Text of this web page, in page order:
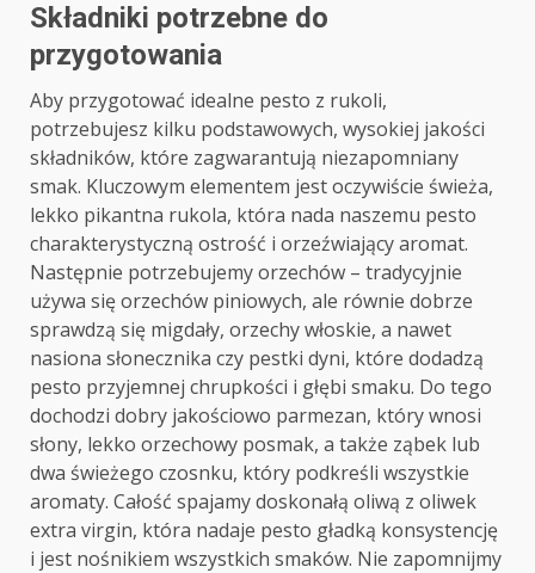
Składniki potrzebne do
przygotowania
Aby przygotować idealne pesto z rukoli,
potrzebujesz kilku podstawowych, wysokiej jakości
składników, które zagwarantują niezapomniany
smak. Kluczowym elementem jest oczywiście świeża,
lekko pikantna rukola, która nada naszemu pesto
charakterystyczną ostrość i orzeźwiający aromat.
Następnie potrzebujemy orzechów – tradycyjnie
używa się orzechów piniowych, ale równie dobrze
sprawdzą się migdały, orzechy włoskie, a nawet
nasiona słonecznika czy pestki dyni, które dodadzą
pesto przyjemnej chrupkości i głębi smaku. Do tego
dochodzi dobry jakościowo parmezan, który wnosi
słony, lekko orzechowy posmak, a także ząbek lub
dwa świeżego czosnku, który podkreśli wszystkie
aromaty. Całość spajamy doskonałą oliwą z oliwek
extra virgin, która nadaje pesto gładką konsystencję
i jest nośnikiem wszystkich smaków. Nie zapomnijmy